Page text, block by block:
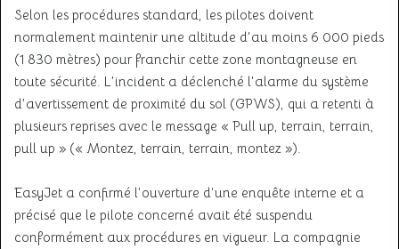
Selon les procédures standard, les pilotes doivent
normalement maintenir une altitude d’au moins 6 000 pieds
(1 830 mètres) pour franchir cette zone montagneuse en
toute sécurité. L’incident a déclenché l’alarme du système
d’avertissement de proximité du sol (GPWS), qui a retenti à
plusieurs reprises avec le message « Pull up, terrain, terrain,
pull up » (« Montez, terrain, terrain, montez »).
EasyJet a confirmé l’ouverture d’une enquête interne et a
précisé que le pilote concerné avait été suspendu
conformément aux procédures en vigueur. La compagnie